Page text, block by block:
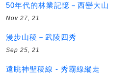
50年代的林業記憶－西巒大山
Nov 27, 21
漫步山稜－武陵四秀
Sep 25, 21
遠眺神聖稜線 - 秀霸線縱走